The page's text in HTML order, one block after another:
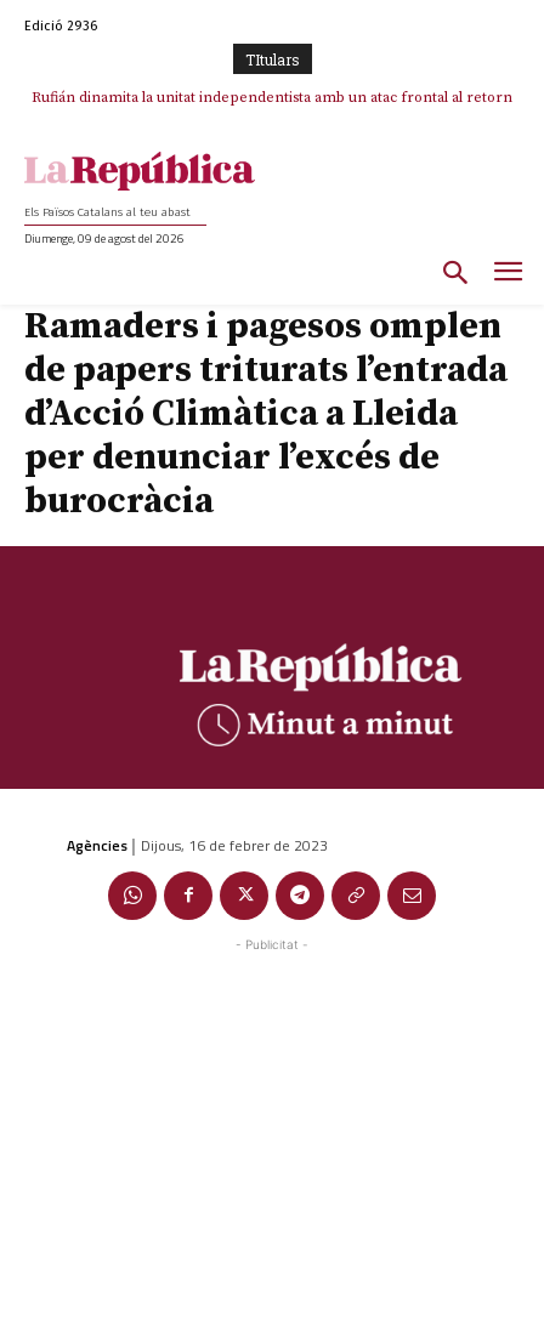
Edició 2936
TItulars
Rufián dinamita la unitat independentista amb un atac frontal al retorn
Puigdemont reivindica la transparència del seu retorn i manté el pols
Els Països Catalans al teu abast
Diumenge, 09 de agost del 2026
Ramaders i pagesos omplen
de papers triturats l’entrada
d’Acció Climàtica a Lleida
per denunciar l’excés de
burocràcia
Agències | Dijous, 16 de febrer de 2023
- Publicitat -